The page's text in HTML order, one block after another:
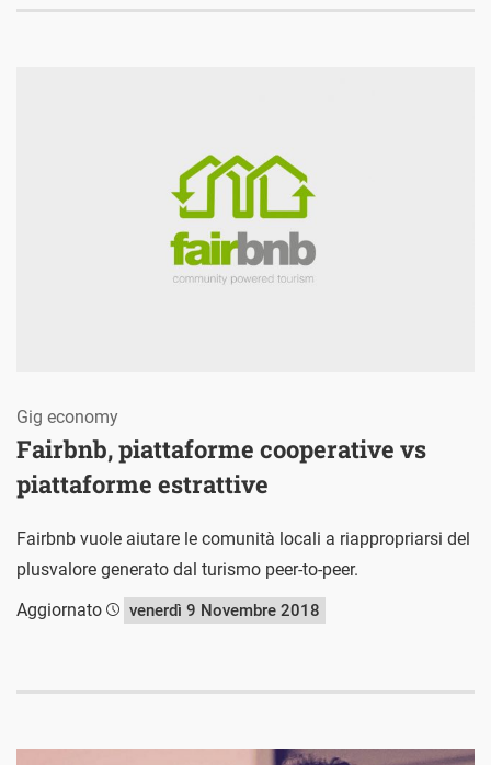
Fairbnb, piattaforme cooperative vs
piattaforme estrattive
Gig economy
Fairbnb vuole aiutare le comunità locali a riappropriarsi del
plusvalore generato dal turismo peer-to-peer.
Aggiornato
venerdì 9 Novembre 2018